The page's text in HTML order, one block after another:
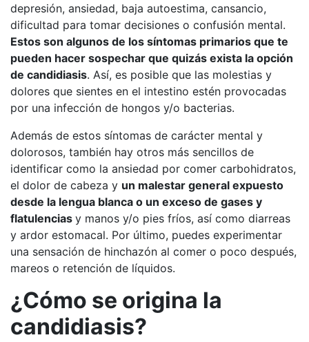
depresión, ansiedad, baja autoestima, cansancio,
dificultad para tomar decisiones o confusión mental.
Estos son algunos de los síntomas primarios que te
pueden hacer sospechar que quizás exista la opción
de candidiasis. Así, es posible que las molestias y
dolores que sientes en el intestino estén provocadas
por una infección de hongos y/o bacterias.
Además de estos síntomas de carácter mental y
dolorosos, también hay otros más sencillos de
identificar como la ansiedad por comer carbohidratos,
el dolor de cabeza y un malestar general expuesto
desde la lengua blanca o un exceso de gases y
flatulencias y manos y/o pies fríos, así como diarreas
y ardor estomacal. Por último, puedes experimentar
una sensación de hinchazón al comer o poco después,
mareos o retención de líquidos.
¿Cómo se origina la
candidiasis?